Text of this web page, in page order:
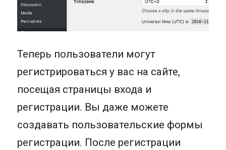
Теперь пользователи могут
регистрироваться у вас на сайте,
посещая страницы входа и
регистрации. Вы даже можете
создавать пользовательские формы
регистрации. После регистрации